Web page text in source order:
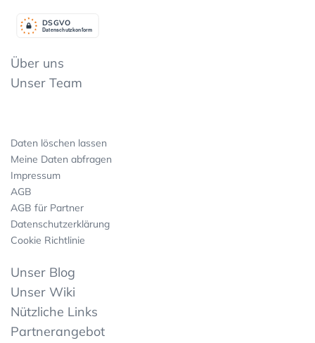
Datenschutzkonform
DSGVO
Über uns
Unser Team
Daten löschen lassen
Meine Daten abfragen
Impressum
AGB
AGB für Partner
Datenschutzerklärung
Cookie Richtlinie
Unser Blog
Unser Wiki
Nützliche Links
Partnerangebot